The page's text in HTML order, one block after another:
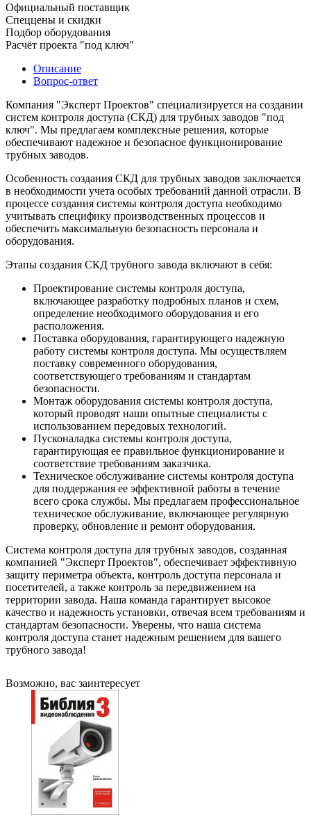
Официальный поставщик
Спеццены и скидки
Подбор оборудования
Расчёт проекта "под ключ"
Описание
Вопрос-ответ
Компания "Эксперт Проектов" специализируется на создании
систем контроля доступа (СКД) для трубных заводов "под
ключ". Мы предлагаем комплексные решения, которые
обеспечивают надежное и безопасное функционирование
трубных заводов.
Особенность создания СКД для трубных заводов заключается
в необходимости учета особых требований данной отрасли. В
процессе создания системы контроля доступа необходимо
учитывать специфику производственных процессов и
обеспечить максимальную безопасность персонала и
оборудования.
Этапы создания СКД трубного завода включают в себя:
Проектирование системы контроля доступа,
включающее разработку подробных планов и схем,
определение необходимого оборудования и его
расположения.
Поставка оборудования, гарантирующего надежную
работу системы контроля доступа. Мы осуществляем
поставку современного оборудования,
соответствующего требованиям и стандартам
безопасности.
Монтаж оборудования системы контроля доступа,
который проводят наши опытные специалисты с
использованием передовых технологий.
Пусконаладка системы контроля доступа,
гарантирующая ее правильное функционирование и
соответствие требованиям заказчика.
Техническое обслуживание системы контроля доступа
для поддержания ее эффективной работы в течение
всего срока службы. Мы предлагаем профессиональное
техническое обслуживание, включающее регулярную
проверку, обновление и ремонт оборудования.
Система контроля доступа для трубных заводов, созданная
компанией "Эксперт Проектов", обеспечивает эффективную
защиту периметра объекта, контроль доступа персонала и
посетителей, а также контроль за передвижением на
территории завода. Наша команда гарантирует высокое
качество и надежность установки, отвечая всем требованиям и
стандартам безопасности. Уверены, что наша система
контроля доступа станет надежным решением для вашего
трубного завода!
Возможно, вас заинтересует